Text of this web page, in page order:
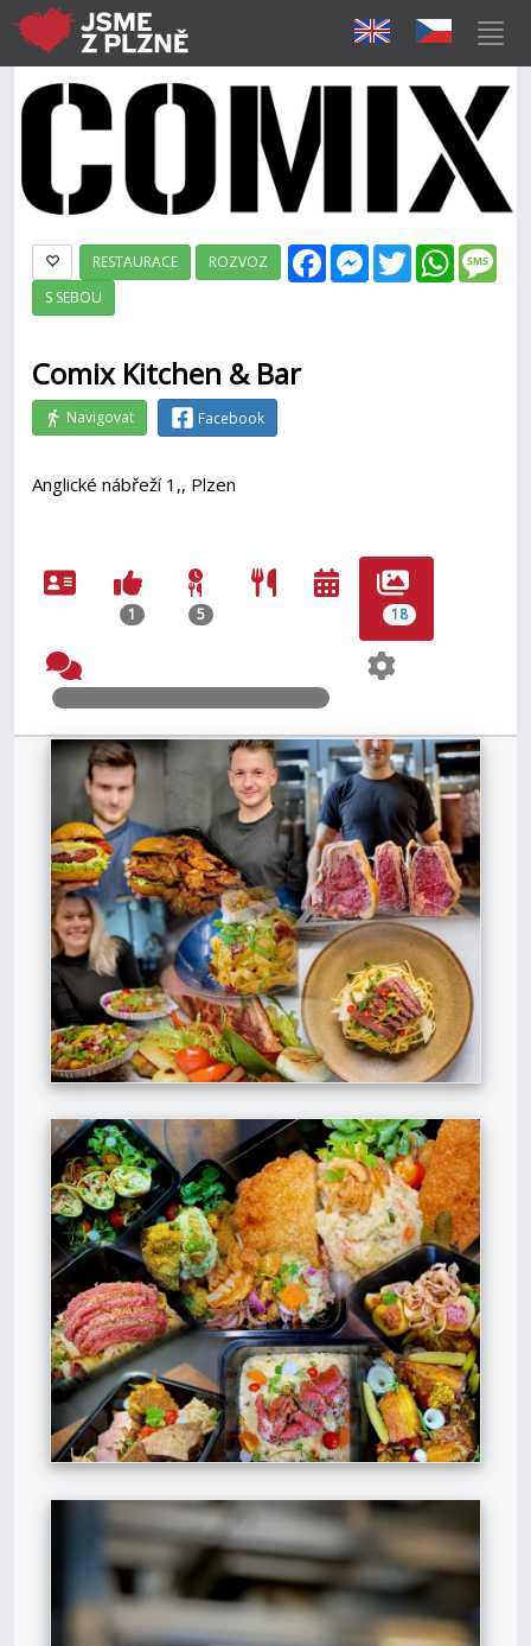
FacebookMessenger
Twitter
RESTAURACE
ROZVOZ
S SEBOU
Comix Kitchen & Bar
Navigovat Facebook
Anglické nábřeží 1,, Plzen
1 5 18